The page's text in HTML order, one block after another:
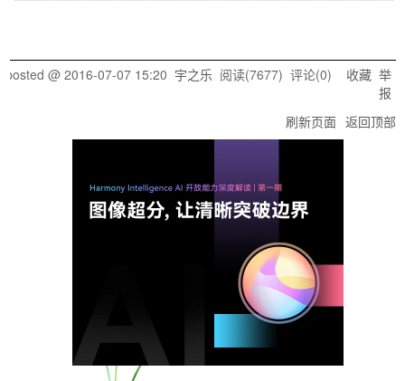
posted @ 2016-07-07 15:20 宇之乐 阅读(7677) 评论(0) 收藏 举
报
刷新页面 返回顶部